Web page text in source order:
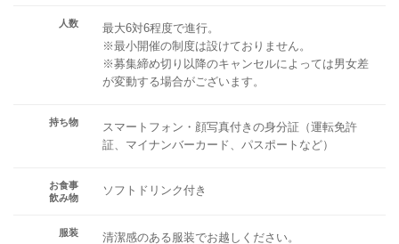
人数
最大6対6程度で進行。
※最小開催の制度は設けておりません。
※募集締め切り以降のキャンセルによっては男女差
が変動する場合がございます。
持ち物
スマートフォン・顔写真付きの身分証（運転免許
証、マイナンバーカード、パスポートなど）
お食事
飲み物
ソフトドリンク付き
服装 清潔感のある服装でお越しください。